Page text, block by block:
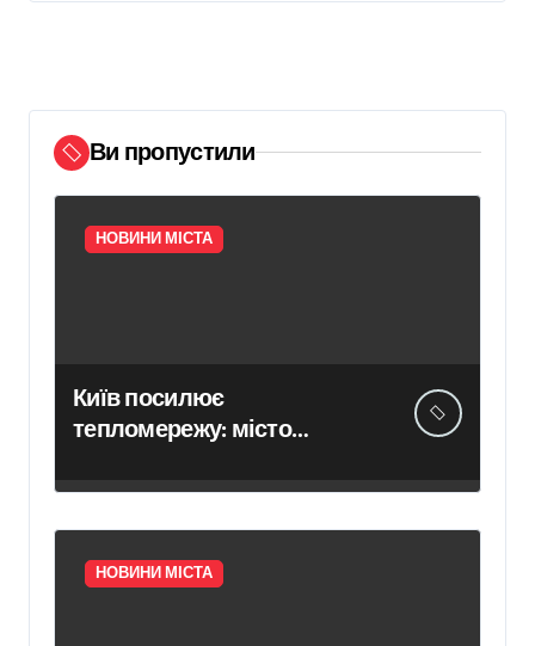
Ви пропустили
НОВИНИ МІСТА
Київ посилює
тепломережу: місто
відновлення
законтрактували резервні
потужності понад 1,5 ГВт
НОВИНИ МІСТА